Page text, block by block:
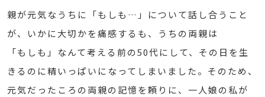
親が元気なうちに「もしも…」について話し合うこと
が、いかに大切かを痛感するも、うちの両親は
「もしも」なんて考える前の50代にして、その日を生
きるのに精いっぱいになってしまいました。そのため、
元気だったころの両親の記憶を頼りに、一人娘の私が